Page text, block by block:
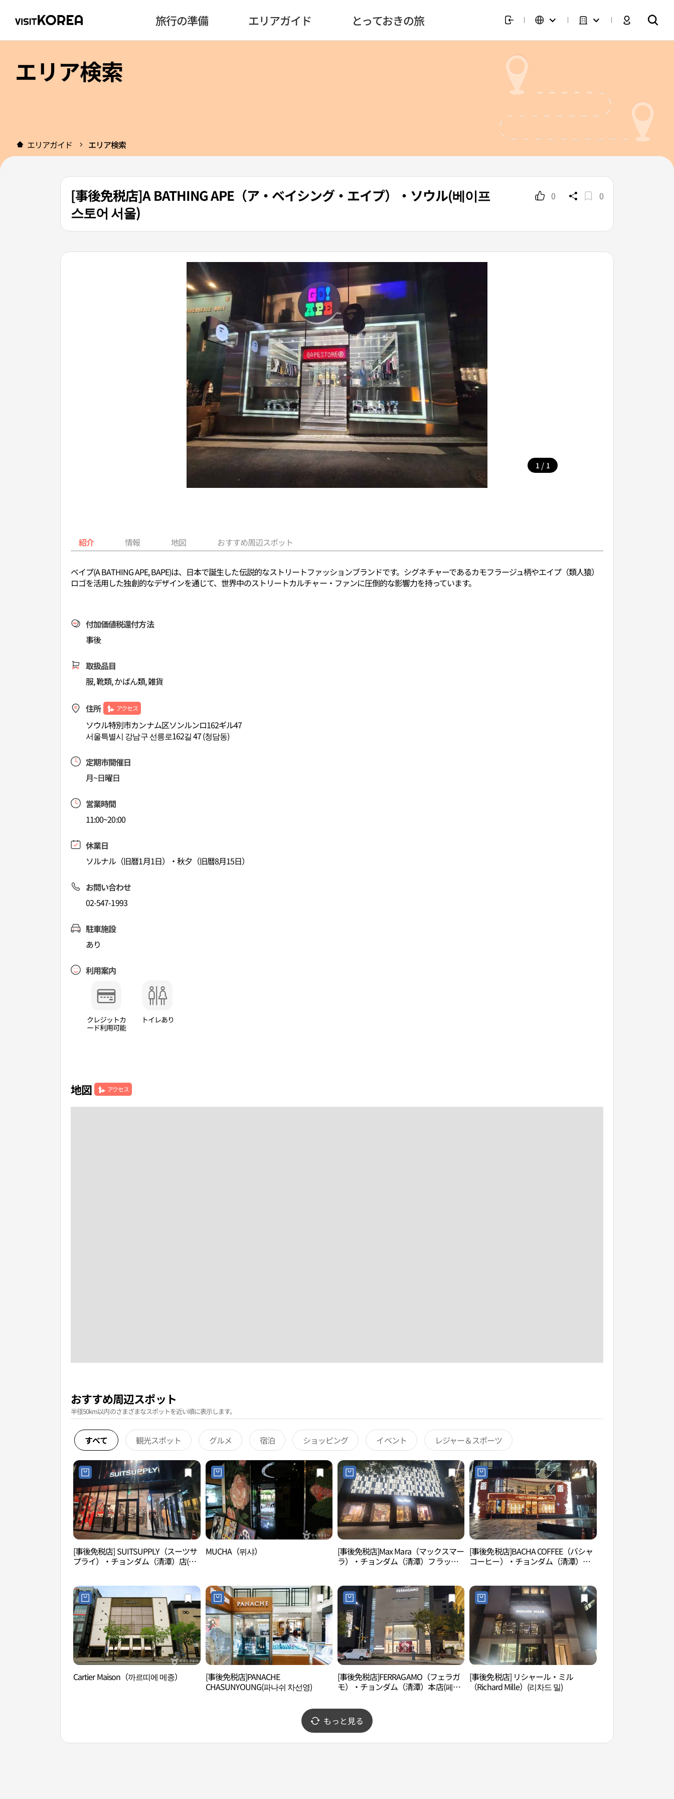
旅行の準備 エリアガイド とっておきの旅
エリア検索
エリアガイド エリア検索
[事後免税店]A BATHING APE（ア・ベイシング・エイプ）・ソウル(베이프
스토어 서울)
0 0
1 / 1
紹介 情報 地図 おすすめ周辺スポット
ベイプ(A BATHING APE, BAPE)は、日本で誕生した伝説的なストリートファッションブランドです。シグネチャーであるカモフラージュ柄やエイプ（類人猿）
ロゴを活用した独創的なデザインを通じて、世界中のストリートカルチャー・ファンに圧倒的な影響力を持っています。
付加価値税還付方法
事後
取扱品目
服, 靴類, かばん類, 雑貨
住所 アクセス
ソウル特別市カンナム区ソンルンロ162ギル47
서울특별시 강남구 선릉로162길 47 (청담동)
定期市開催日
月~日曜日
営業時間
11:00~20:00
休業日
ソルナル（旧暦1月1日）・秋夕（旧暦8月15日）
お問い合わせ
02-547-1993
駐車施設
あり
利用案内
クレジットカ
ード利用可能
トイレあり
地図 アクセス
おすすめ周辺スポット
半径50km以内のさまざまなスポットを近い順に表示します。
すべて 観光スポット グルメ 宿泊 ショッピング イベント レジャー＆スポーツ
[事後免税店] SUITSUPPLY（スーツサ
プライ）・チョンダム（清潭）店(수
MUCHA（뮈샤）
[事後免税店]Max Mara（マックスマー
ラ）・チョンダム（清潭）フラッグ
[事後免税店]BACHA COFFEE（バシャ
コーヒー）・チョンダム（清潭）フ
Cartier Maison（까르띠에 메종）
[事後免税店]PANACHE
CHASUNYOUNG(파나쉬 차선영)
[事後免税店]FERRAGAMO（フェラガ
モ）・チョンダム（清潭）本店(페라
[事後免税店] リシャール・ミル
（Richard Mille）(리차드 밀)
もっと見る